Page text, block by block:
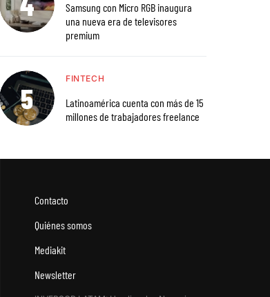
Samsung con Micro RGB inaugura
una nueva era de televisores
premium
FINTECH
Latinoamérica cuenta con más de 15
millones de trabajadores freelance
Contacto
Quiénes somos
Mediakit
Newsletter